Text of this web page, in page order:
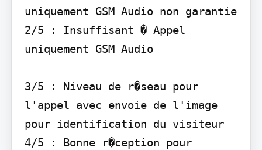
uniquement GSM Audio non garantie
2/5 : Insuffisant � Appel
uniquement GSM Audio
3/5 : Niveau de r�seau pour
l'appel avec envoie de l'image
pour identification du visiteur
4/5 : Bonne r�ception pour